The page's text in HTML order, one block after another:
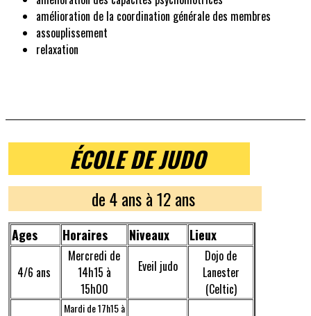
amélioration de la coordination générale des membres
assouplissement
relaxation
ÉCOLE DE JUDO
de 4 ans à 12 ans
Ages Horaires Niveaux Lieux
4/6 ans
Mercredi de
14h15 à
15h00
Eveil judo
Dojo de
Lanester
(Celtic)
Mardi de 17h15 à